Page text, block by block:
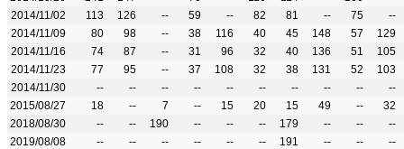
2014/11/02
113 126 -- 59 -- 82 81 -- 75
--
2014/11/09
80 98 -- 38 116 40 45 148 57
129
2014/11/16
74 87 -- 31 96 32 40 136 51
105
2014/11/23
77 95 -- 37 108 32 38 131 52
103
2014/11/30
-- -- -- -- -- -- -- -- --
--
2015/08/27
18 -- 7 -- 15 20 15 49 --
32
2018/08/30
-- -- 190 -- -- -- 179 -- --
--
2019/08/08
-- -- -- -- -- -- 191 -- --
--